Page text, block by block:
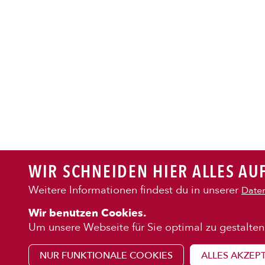
VEGI/
SALATÜber uns
Franchise
WIR SCHNEIDEN HIER ALLES
Weitere Informationen findest du in unserer
Wir benutzen Cookies.
Um unsere Webseite für Sie optimal zu
NUR FUNKTIONALE COOKIES ALLES